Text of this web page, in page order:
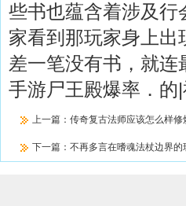
些书也蕴含着涉及行
家看到那玩家身上
差一笔没有书，就
手游尸王殿爆率．的
上一篇： 传奇复古法师应该怎么样修
下一篇： 不再多言在嗜魂法杖边界的